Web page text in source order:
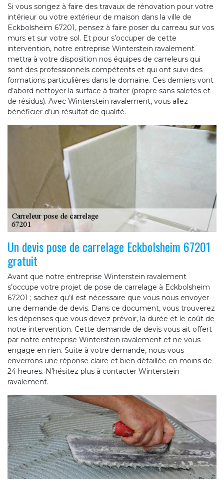
Si vous songez à faire des travaux de rénovation pour votre
intérieur ou votre extérieur de maison dans la ville de
Eckbolsheim 67201, pensez à faire poser du carreau sur vos
murs et sur votre sol. Et pour s’occuper de cette
intervention, notre entreprise Winterstein ravalement
mettra à votre disposition nos équipes de carreleurs qui
sont des professionnels compétents et qui ont suivi des
formations particulières dans le domaine. Ces derniers vont
d’abord nettoyer la surface à traiter (propre sans saletés et
de résidus). Avec Winterstein ravalement, vous allez
bénéficier d’un résultat de qualité.
Un devis pose de carrelage Eckbolsheim 67201
gratuit
Avant que notre entreprise Winterstein ravalement
s’occupe votre projet de pose de carrelage à Eckbolsheim
67201 ; sachez qu’il est nécessaire que vous nous envoyer
une demande de devis. Dans ce document, vous trouverez
les dépenses que vous devez prévoir, la durée et le coût de
notre intervention. Cette demande de devis vous ait offert
par notre entreprise Winterstein ravalement et ne vous
engage en rien. Suite à votre demande, nous vous
enverrons une réponse claire et bien détaillée en moins de
24 heures. N’hésitez plus à contacter Winterstein
ravalement.